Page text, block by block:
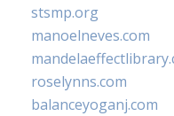
stsmp.org
manoelneves.com
roselynns.com
balanceyoganj.com